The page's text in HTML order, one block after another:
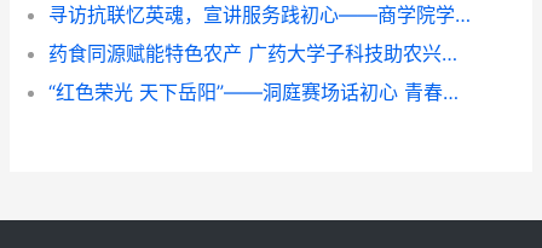
寻访抗联忆英魂，宣讲服务践初心——商学院学生团队三下乡纪实
药食同源赋能特色农产 广药大学子科技助农兴乡——广东药科大学中药学院“紫酝兴乡”突击队赴云浮市天堂镇开展暑期三下乡实践
“红色荣光 天下岳阳”——洞庭赛场话初心 青春作品传家国